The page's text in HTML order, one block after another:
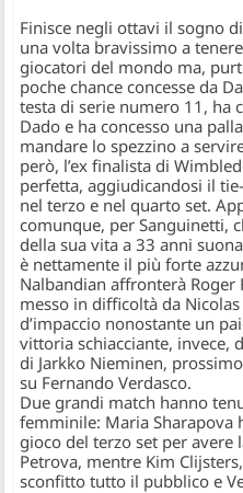
Finisce negli ottavi il sogno di
una volta bravissimo a
giocatori del mondo ma,
poche chance concesse da
testa di serie numero 11, ha
Dado e ha concesso una
mandare lo spezzino a
però, l’ex finalista di
perfetta, aggiudicandosi il
nel terzo e nel quarto set.
comunque, per Sanguinetti,
della sua vita a 33 anni
è nettamente il più forte
Nalbandian affronterà Roger
messo in difficoltà da
d’impaccio nonostante un
vittoria schiacciante, invece,
di Jarkko Nieminen,
su Fernando Verdasco.
Due grandi match hanno
femminile: Maria Sharapova
gioco del terzo set per
Petrova, mentre Kim Clijsters
sconfitto tutto il pubblico e